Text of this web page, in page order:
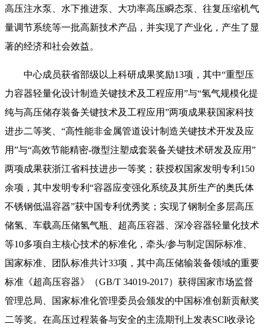
高压注水泵、水下推进泵、大功率高压瞬态泵、往复压缩机气
量调节系统等一批高新技术产品，并实现了产业化，产生了显
著的经济和社会效益。
中心成员获省部级以上科研成果奖励13项，其中“重型压
力容器轻量化设计制造关键技术及工程应用”与“氢气规模化提
纯与高压储存装备关键技术及工程应用”两项成果获国家科技
进步二等奖、“高性能非金属管道设计制造关键技术开发及应
用”与“高效节能精密-微型注塑成套装备关键技术研发及应用”
两项成果获浙江省科技进步一等奖；获授权国家发明专利150
余项，其中发明专利“容器应变强化系统及其所生产的奥氏体
不锈钢低温容器”获中国专利优秀奖；实现了钢制全多层高压
储氢、车载高压储氢气瓶、超高压容器、深冷容器轻量化技术
等10多项自主核心技术的标准化，牵头/参与制定国际标准、
国家标准、团队标准共计33项，其中高压储输装备领域的重要
标准《超高压容器》（GB/T 34019-2017）获得国家市场监督
管理总局、国家标准化管理委员会颁发的中国标准创新贡献奖
二等奖。在高压过程装备与安全的主流期刊上发表SCI收录论